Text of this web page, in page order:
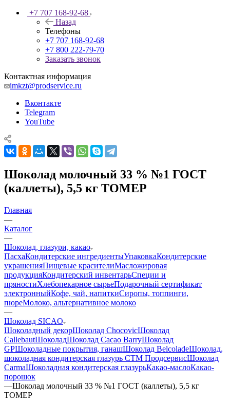
+7 707 168-92-68
Назад
Телефоны
+7 707 168-92-68
+7 800 222-79-70
Заказать звонок
Контактная информация
imkzt@prodservice.ru
Вконтакте
Telegram
YouTube
Шоколад молочный 33 % №1 ГОСТ
(каллеты), 5,5 кг ТОМЕР
Главная
—
Каталог
—
Шоколад, глазури, какао
ПасхаКондитерские ингредиентыУпаковкаКондитерские
украшенияПищевые красителиМасложировая
продукцияКондитерский инвентарьСпеции и
пряностиХлебопекарное сырьеПодарочный сертификат
электронныйКофе, чай, напиткиСиропы, топпинги,
пюреМолоко, альтернативное молоко
—
Шоколад SICAO
Шоколадный декорШоколад ChocovicШоколад
CallebautШоколадШоколад Cacao BarryШоколад
GPШоколадные покрытия, ганашШоколад BelcoladeШоколад,
шоколадная кондитерская глазурь СТМ ПродсервисШоколад
CarmaШоколадная кондитерская глазурьКакао-маслоКакао-
порошок
—Шоколад молочный 33 % №1 ГОСТ (каллеты), 5,5 кг
ТОМЕР